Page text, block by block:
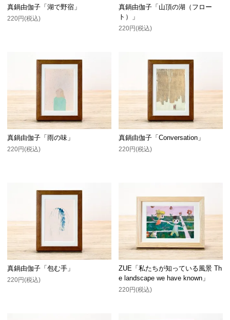
真鍋由伽子「湖で野宿」
220円(税込)
真鍋由伽子「山頂の湖（フロー
ト）」
220円(税込)
真鍋由伽子「雨の味」
220円(税込)
真鍋由伽子「Conversation」
220円(税込)
真鍋由伽子「包む手」
220円(税込)
ZUE「私たちが知っている風景 Th
e landscape we have known」
220円(税込)